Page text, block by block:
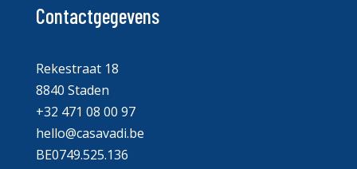
Contactgegevens
Rekestraat 18
8840 Staden
+32 471 08 00 97
hello@casavadi.be
BE0749.525.136